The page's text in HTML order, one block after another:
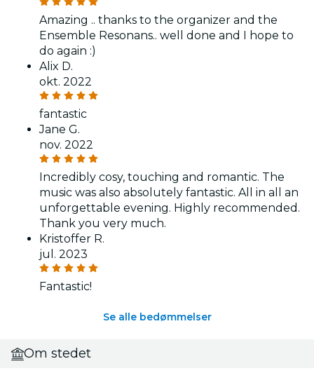
Amazing .. thanks to the organizer and the
Ensemble Resonans.. well done and I hope to
do again :)
Alix D.
okt. 2022
fantastic
Jane G.
nov. 2022
Incredibly cosy, touching and romantic. The
music was also absolutely fantastic. All in all an
unforgettable evening. Highly recommended.
Thank you very much.
Kristoffer R.
jul. 2023
Fantastic!
Se alle bedømmelser
Om stedet